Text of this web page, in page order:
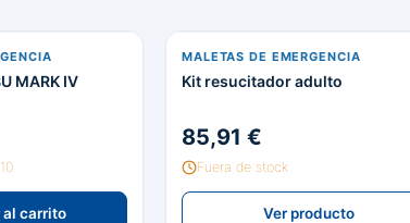
MARK IV
carrito
MALETAS DE EMERGENCIA
Kit resucitador adulto
85,91 €
Fuera de stock
Ver producto